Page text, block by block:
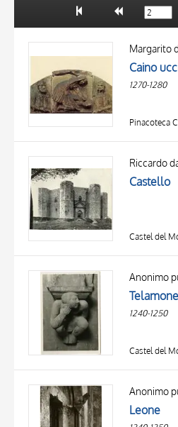
Margarito
Caino
1270-1280
Riccardo
Castello
Castel del
Anonimo
Telamone
1240-1250
Castel del
Anonimo
Leone